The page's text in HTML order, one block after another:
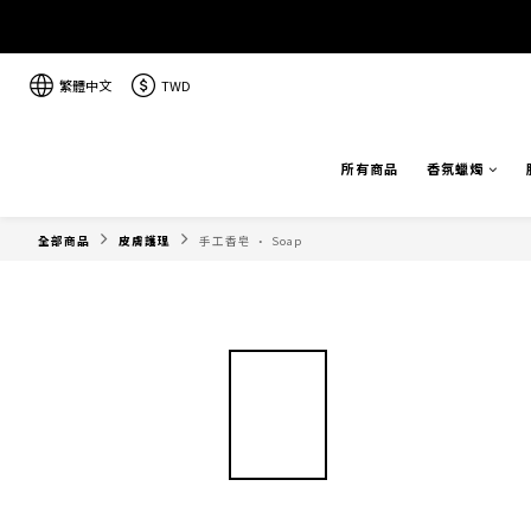
繁體中文 TWD
所有商品 香氛蠟燭
全部商品 皮膚護理 手工香皂 · Soap